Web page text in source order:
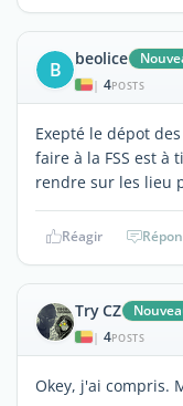
B beolice
| 4POSTS
Exepté le dépot
faire à la FSS est à
rendre sur les lieu
Réagir
Try CZ
| 4POSTS
Okey, j'ai compris.